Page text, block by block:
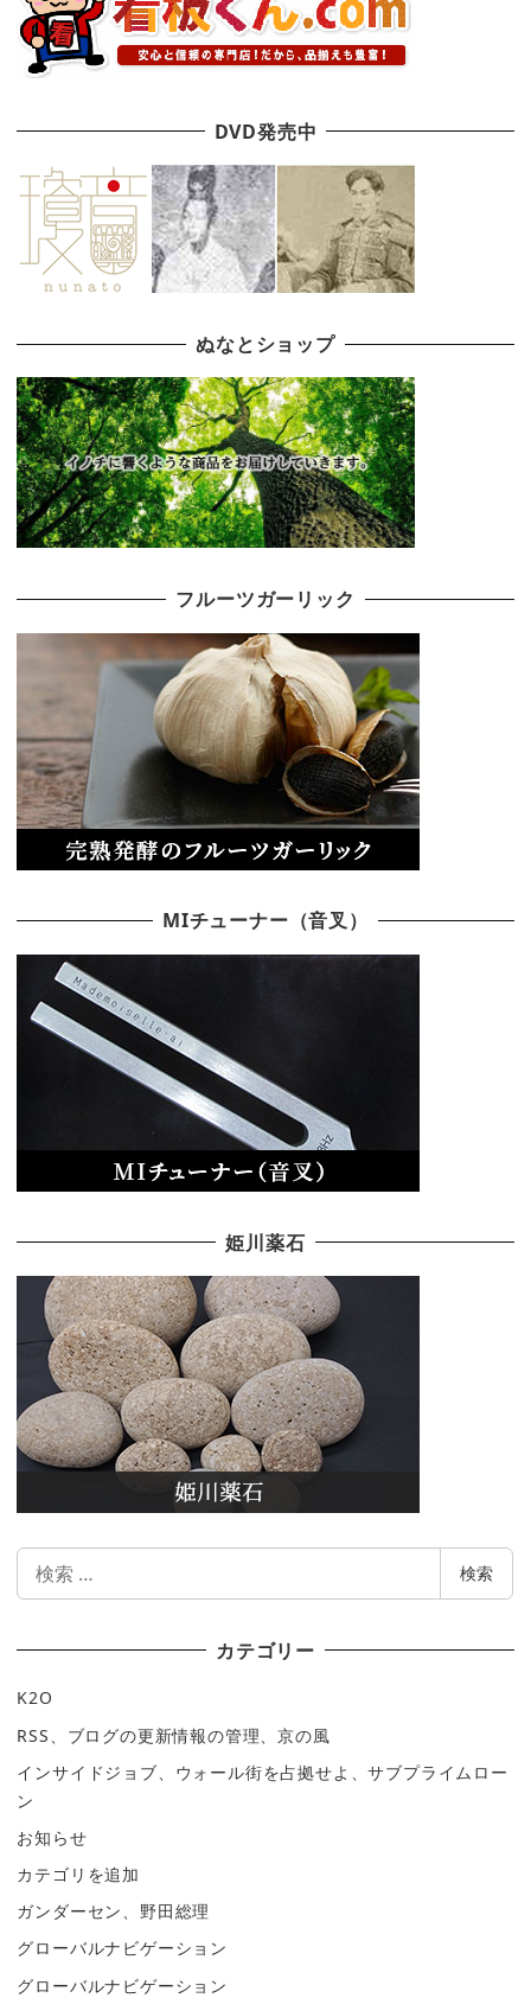
DVD発売中
ぬなとショップ
フルーツガーリック
MIチューナー（音叉）
姫川薬石
検
検索
カテゴリー
K2O
RSS、ブログの更新情報の管理、京の風
インサイドジョブ、ウォール街を占拠せよ、サブプライムロー
ン
お知らせ
カテゴリを追加
ガンダーセン、野田総理
グローバルナビゲーション
グローバルナビゲーション